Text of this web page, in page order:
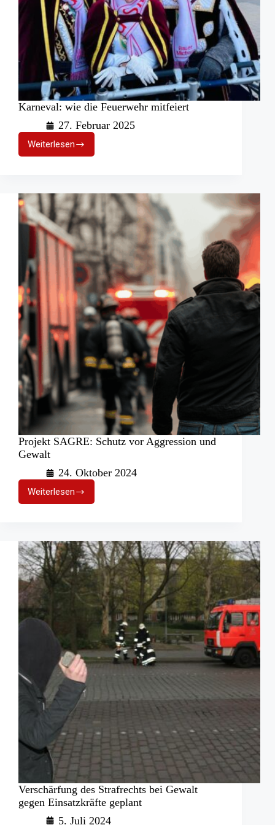
Karneval: wie die Feuerwehr mitfeiert
27. Februar 2025
Weiterlesen
Karneval:
wie
mitfeiert
Projekt SAGRE: Schutz vor Aggression und
Gewalt
24. Oktober 2024
Weiterlesen
Projekt
SAGRE:
Aggression
und
Gewalt
Verschärfung des Strafrechts bei Gewalt
gegen Einsatzkräfte geplant
5. Juli 2024